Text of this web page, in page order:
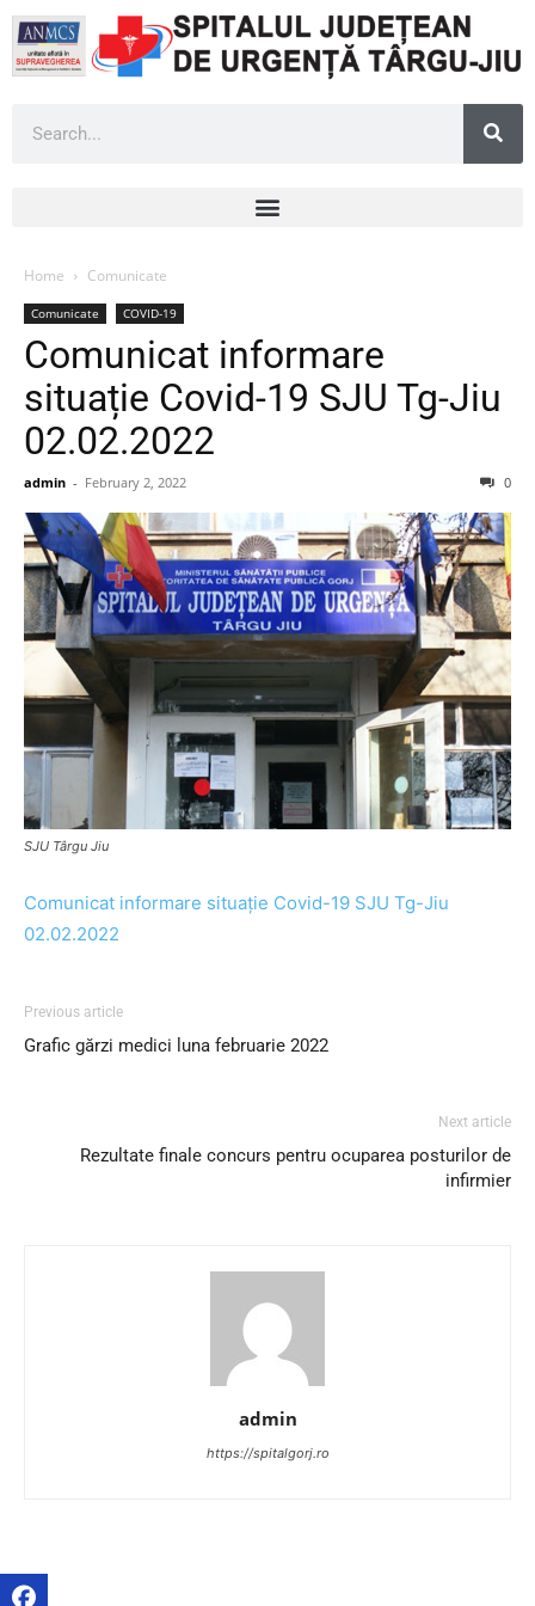
Home Comunicate
Comunicate COVID-19
Comunicat informare
situație Covid-19 SJU Tg-Jiu
02.02.2022
admin - February 2, 2022 0
SJU Târgu Jiu
Comunicat informare situație Covid-19 SJU Tg-Jiu
02.02.2022
Previous article
Grafic gărzi medici luna februarie 2022
Next article
Rezultate finale concurs pentru ocuparea posturilor de
infirmier
admin
https://spitalgorj.ro